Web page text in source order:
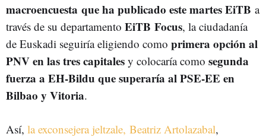
macroencuesta que ha publicado este martes EiTB a
través de su departamento EiTB Focus, la ciudadanía
de Euskadi seguiría eligiendo como primera opción al
PNV en las tres capitales y colocaría como segunda
fuerza a EH-Bildu que superaría al PSE-EE en
Bilbao y Vitoria.
Así, la exconsejera jeltzale, Beatriz Artolazabal,